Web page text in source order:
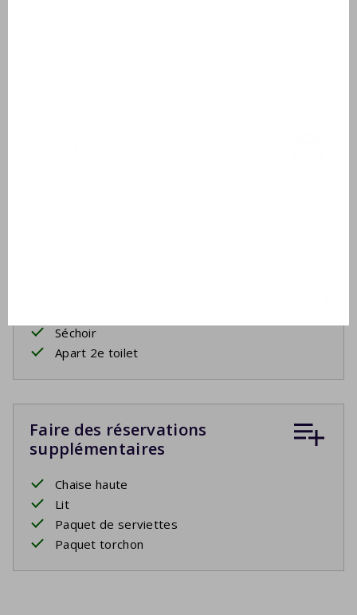
Séchoir
Apart 2e toilet
Faire des réservations
supplémentaires
Chaise haute
Lit
Paquet de serviettes
Paquet torchon